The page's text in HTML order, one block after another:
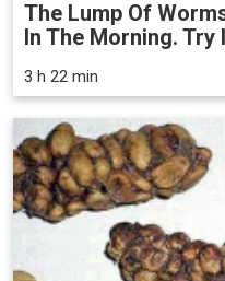
The Lump Of
In The Morning. Try
3 h 22 min